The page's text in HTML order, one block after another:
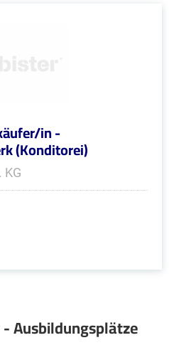
in -
(Konditorei)
KG
Ausbildungsplätze